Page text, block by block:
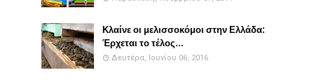
Κλαίνε οι μελισσοκόμοι στην Ελλάδα:
Έρχεται το τέλος...
Δευτέρα, Ιουνίου 06, 2016